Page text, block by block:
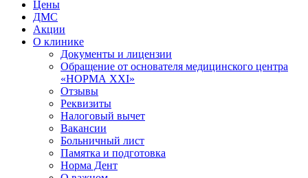
Цены
ДМС
Акции
О клинике
Документы и лицензии
Обращение от основателя медицинского центра
«НОРМА ХХI»
Отзывы
Реквизиты
Налоговый вычет
Вакансии
Больничный лист
Памятка и подготовка
Норма Дент